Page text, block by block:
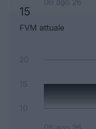
06 ago 26
15
FVM attuale